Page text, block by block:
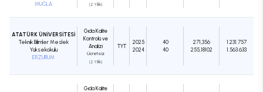
MUĞLA
(2 Yıllık)
ATATÜRK ÜNİVERSİTESİ
Teknik Bilimler Meslek
Yüksekokulu
ERZURUM
Gıda Kalite
Kontrolü ve
Analizi
Ücretsiz
(2 Yıllık)
TYT
2025
2024
40
40
271,356
255,18102
1.231.757
1.563.633
Gıda Kalite